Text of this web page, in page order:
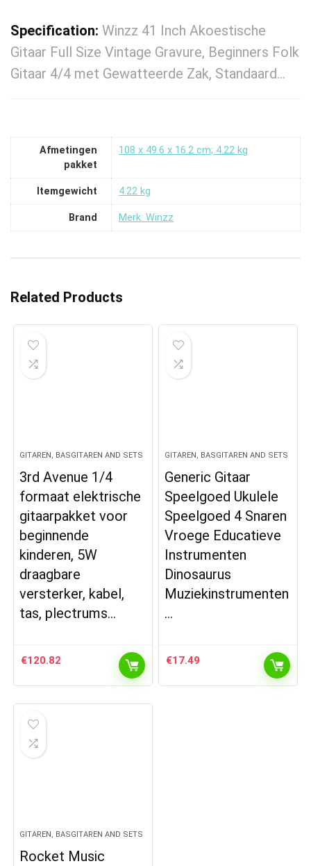
Specification: Winzz 41 Inch Akoestische
Gitaar Full Size Vintage Gravure, Beginners Folk
Gitaar 4/4 met Gewatteerde Zak, Standaard…
Afmetingen
pakket
‎108 x 49.6 x 16.2 cm; 4.22 kg
Itemgewicht ‎4.22 kg
Brand Merk: Winzz
Related Products
GITAREN, BASGITAREN AND SETS
3rd Avenue 1/4
formaat elektrische
gitaarpakket voor
beginnende
kinderen, 5W
draagbare
versterker, kabel,
tas, plectrums…
€120.82
GITAREN, BASGITAREN AND SETS
Generic Gitaar
Speelgoed Ukulele
Speelgoed 4 Snaren
Vroege Educatieve
Instrumenten
Dinosaurus
Muziekinstrumenten
…
€17.49
GITAREN, BASGITAREN AND SETS
Rocket Music